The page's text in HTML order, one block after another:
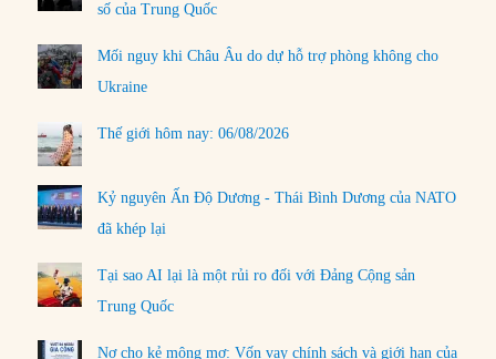
số của Trung Quốc
Mối nguy khi Châu Âu do dự hỗ trợ phòng không cho
Ukraine
Thế giới hôm nay: 06/08/2026
Kỷ nguyên Ấn Độ Dương - Thái Bình Dương của NATO
đã khép lại
Tại sao AI lại là một rủi ro đối với Đảng Cộng sản
Trung Quốc
Nợ cho kẻ mộng mơ: Vốn vay chính sách và giới hạn của